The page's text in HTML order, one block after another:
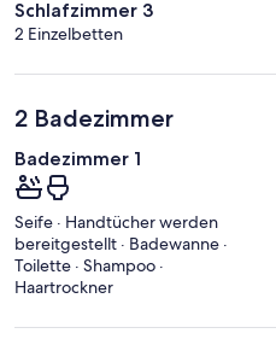
Schlafzimmer 3
2 Einzelbetten
2 Badezimmer
Badezimmer 1
Seife · Handtücher werden
bereitgestellt · Badewanne ·
Toilette · Shampoo ·
Haartrockner